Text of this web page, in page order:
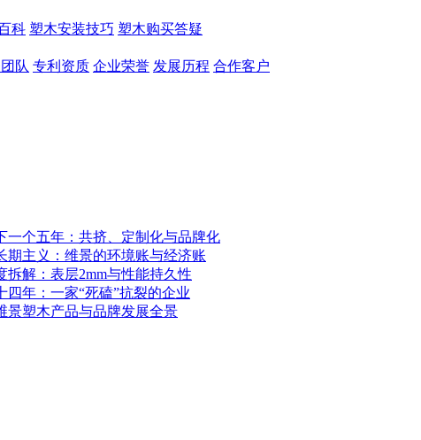
科 塑木安装技巧 塑木购买答疑
队 专利资质 企业荣誉 发展历程 合作客户
一个五年：共挤、定制化与品牌化
期主义：维景的环境账与经济账
拆解：表层2mm与性能持久性
四年：一家“死磕”抗裂的企业
景塑木产品与品牌发展全景